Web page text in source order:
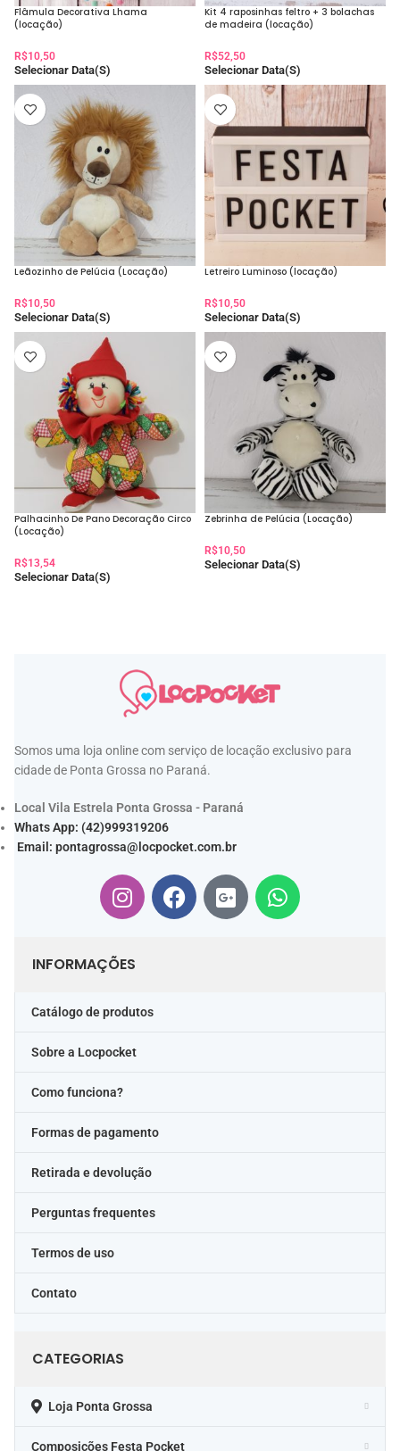
Flâmula Decorativa Lhama
(locação)
R$10,50
Selecionar Data(s)
Kit 4 raposinhas feltro + 3 bolachas
de madeira (locação)
R$52,50
Selecionar Data(s)
Leãozinho de Pelúcia (Locação)
R$10,50
Selecionar Data(s)
Letreiro Luminoso (locação)
R$10,50
Selecionar Data(s)
Palhacinho De Pano Decoração Circo
(Locação)
R$13,54
Selecionar Data(s)
Zebrinha de Pelúcia (Locação)
R$10,50
Selecionar Data(s)
Somos uma loja online com serviço de locação exclusivo para
cidade de Ponta Grossa no Paraná.
Local Vila Estrela Ponta Grossa - Paraná
Whats App: (42)999319206
Email: pontagrossa@locpocket.com.br
INFORMAÇÕES
Catálogo de produtos
Sobre a Locpocket
Como funciona?
Formas de pagamento
Retirada e devolução
Perguntas frequentes
Termos de uso
Contato
CATEGORIAS
Loja Ponta Grossa
Composições Festa Pocket